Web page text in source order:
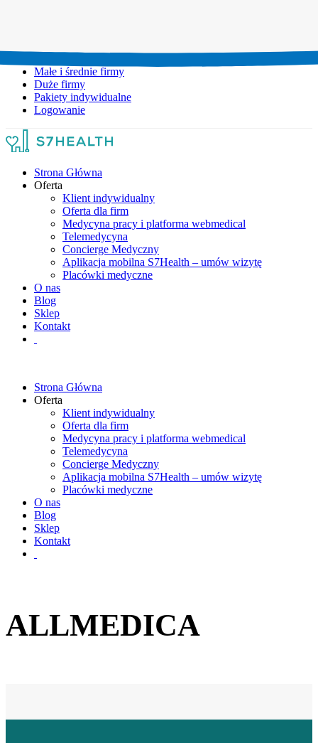
Małe i średnie firmy
Duże firmy
Pakiety indywidualne
Logowanie
Strona Główna
Oferta
Klient indywidualny
Oferta dla firm
Medycyna pracy i platforma webmedical
Telemedycyna
Concierge Medyczny
Aplikacja mobilna S7Health – umów wizytę
Placówki medyczne
O nas
Blog
Sklep
Kontakt
Strona Główna
Oferta
Klient indywidualny
Oferta dla firm
Medycyna pracy i platforma webmedical
Telemedycyna
Concierge Medyczny
Aplikacja mobilna S7Health – umów wizytę
Placówki medyczne
O nas
Blog
Sklep
Kontakt
ALLMEDICA